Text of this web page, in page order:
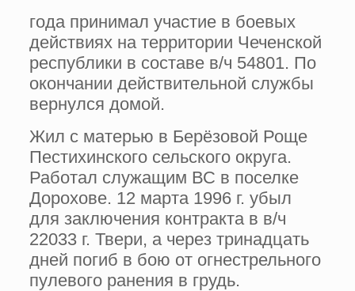
года принимал участие в боевых
действиях на территории Чеченской
республики в составе в/ч 54801. По
окончании действительной службы
вернулся домой.
Жил с матерью в Берёзовой Роще
Пестихинского сельского округа.
Работал служащим ВС в поселке
Дорохове. 12 марта 1996 г. убыл
для заключения контракта в в/ч
22033 г. Твери, а через тринадцать
дней погиб в бою от огнестрельного
пулевого ранения в грудь.